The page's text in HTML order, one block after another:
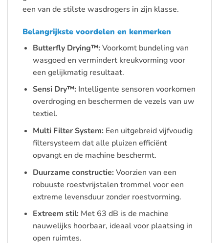
een van de stilste wasdrogers in zijn klasse.
Belangrijkste voordelen en kenmerken
Butterfly Drying™: Voorkomt bundeling van
wasgoed en vermindert kreukvorming voor
een gelijkmatig resultaat.
Sensi Dry™: Intelligente sensoren voorkomen
overdroging en beschermen de vezels van uw
textiel.
Multi Filter System: Een uitgebreid vijfvoudig
filtersysteem dat alle pluizen efficiënt
opvangt en de machine beschermt.
Duurzame constructie: Voorzien van een
robuuste roestvrijstalen trommel voor een
extreme levensduur zonder roestvorming.
Extreem stil: Met 63 dB is de machine
nauwelijks hoorbaar, ideaal voor plaatsing in
open ruimtes.